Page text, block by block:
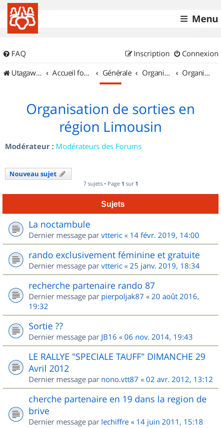
Menu
FAQ Connexion
Inscription
UtagawaVTT (Randos VTT et VTTAE avec traces GPS)
Accueil forum Générale Organisation de sorties & Recherche de partenaires Organisation de sorties en région Limousin
Organisation de sorties en
région Limousin
Modérateur : Modérateurs des Forums
Nouveau sujet
7 sujets • Page 1 sur 1
Sujets
La noctambule
Dernier message par vtteric « 14 févr. 2019, 14:00
rando exclusivement féminine et gratuite
Dernier message par vtteric « 25 janv. 2019, 18:34
recherche partenaire rando 87
Dernier message par pierpoljak87 « 20 août 2016,
19:32
Sortie ??
Dernier message par JB16 « 06 nov. 2014, 19:43
LE RALLYE "SPECIALE TAUFF" DIMANCHE 29
Avril 2012
Dernier message par nono.vtt87 « 02 avr. 2012, 13:12
cherche partenaire en 19 dans la region de
brive
Dernier message par lechiffre « 14 juin 2011, 15:18